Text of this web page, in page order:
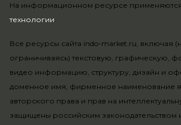
На информационном ресурсе
технологии.
Все ресурсы сайта indo-market.ru, включая
ограничиваясь) текстовую, графическую,
видео информацию, структуру, дизайн и
доменное имя, фирменное наименование
авторского права и прав на
защищены российским